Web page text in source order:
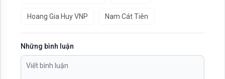
Hoang Gia Huy VNP Nam Cát Tiên
Những bình luận